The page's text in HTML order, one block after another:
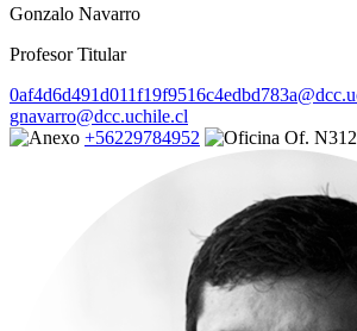
Gonzalo Navarro
Profesor Titular
gnavarro@dcc.uchile.cl
+56229784952
Of. N312